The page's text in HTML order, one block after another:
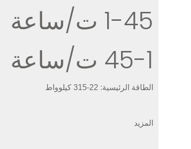
1-45 ت/ساعة
1-45 ت/ساعة
الطاقة الرئيسية: 22-315 كيلوواط
المزيد